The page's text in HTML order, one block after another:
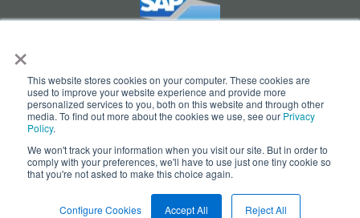
×
This website stores cookies on your computer. These cookies are
used to improve your website experience and provide more
personalized services to you, both on this website and through other
media. To find out more about the cookies we use, see our Privacy
Policy.
We won't track your information when you visit our site. But in order to
comply with your preferences, we'll have to use just one tiny cookie so
that you're not asked to make this choice again.
Configure Cookies Accept All Reject All
Cookie Settings